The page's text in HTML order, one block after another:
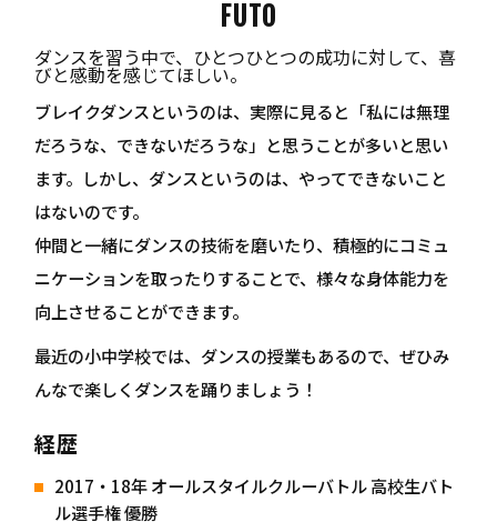
FUTO
ダンスを習う中で、ひとつひとつの成功に対して、喜
びと感動を感じてほしい。
ブレイクダンスというのは、実際に見ると「私には無理
だろうな、できないだろうな」と思うことが多いと思い
ます。しかし、ダンスというのは、やってできないこと
はないのです。
仲間と一緒にダンスの技術を磨いたり、積極的にコミュ
ニケーションを取ったりすることで、様々な身体能力を
向上させることができます。
最近の小中学校では、ダンスの授業もあるので、ぜひみ
んなで楽しくダンスを踊りましょう！
経歴
2017・18年 オールスタイルクルーバトル 高校生バト
ル選手権 優勝